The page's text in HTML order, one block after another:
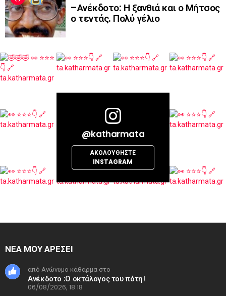
–Ανέκδοτο: Η ξανθιά και ο Μήτσος
ο τεντάς. Πολύ γέλιο
@katharmata
ΑΚΟΛΟΥΘΉΣΤΕ
INSTAGRAM
ΝΕΑ ΜΟΥ ΑΡΕΣΕΙ
από Ανώνυμο κάθαρμα στο
Ανέκδοτο :Ο οκτάλογος του πότη!
06/08/2026, 18:18